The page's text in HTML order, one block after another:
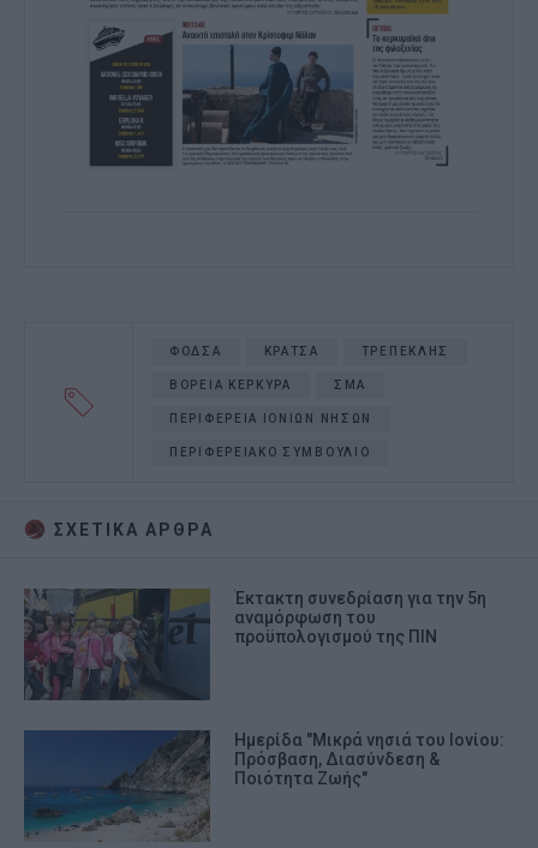
ΦΟΔΣΑ ΚΡΑΤΣΑ ΤΡΕΠΕΚΛΗΣ
ΒΟΡΕΙΑ ΚΕΡΚΥΡΑ ΣΜΑ
ΠΕΡΙΦΕΡΕΙΑ ΙΟΝΙΩΝ ΝΗΣΩΝ
ΠΕΡΙΦΕΡΕΙΑΚΟ ΣΥΜΒΟΥΛΙΟ
ΣΧΕΤΙΚA AΡΘΡΑ
Έκτακτη συνεδρίαση για την 5η
αναμόρφωση του
προϋπολογισμού της ΠΙΝ
Ημερίδα "Μικρά νησιά του Ιονίου:
Πρόσβαση, Διασύνδεση &
Ποιότητα Ζωής"